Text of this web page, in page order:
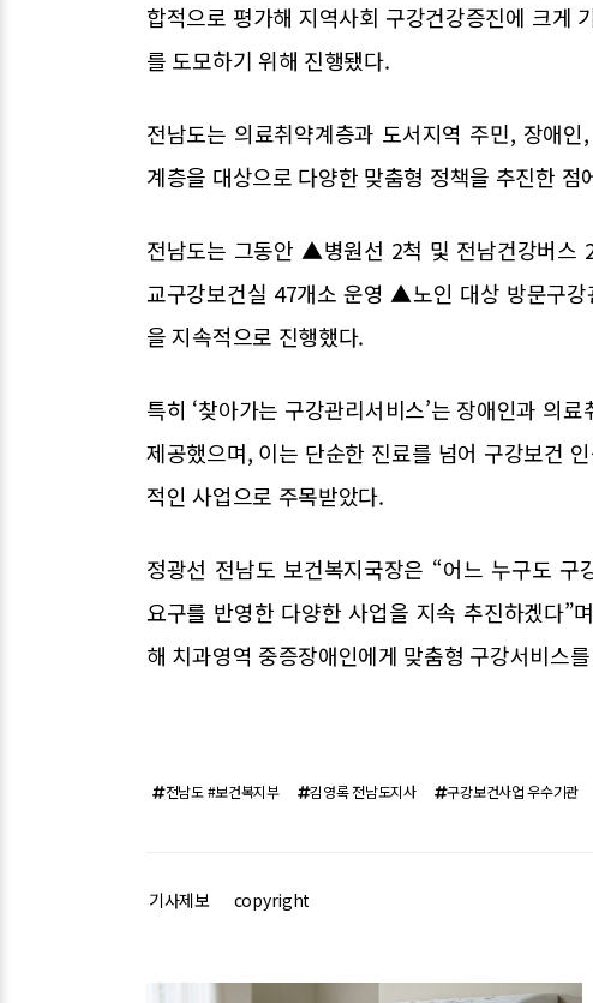
합적으로 평가해 지역사회 구강건강증진에 크게
를 도모하기 위해 진행됐다.
전남도는 의료취약계층과 도서지역 주민, 장애
계층을 대상으로 다양한 맞춤형 정책을 추진한 점
전남도는 그동안 ▲병원선 2척 및 전남건강버스
교구강보건실 47개소 운영 ▲노인 대상 방문구
을 지속적으로 진행했다.
특히 ‘찾아가는 구강관리서비스’는 장애인과 의
제공했으며, 이는 단순한 진료를 넘어 구강보건
적인 사업으로 주목받았다.
정광선 전남도 보건복지국장은 “어느 누구도
요구를 반영한 다양한 사업을 지속 추진하겠다”
해 치과영역 중증장애인에게 맞춤형 구강서비스
전남도 #보건복지부 김영록 전남도지사 구강보건사업 우수기관
기사제보 copyright
관련기사